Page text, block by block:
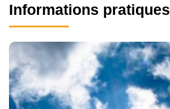
Informations pratiques